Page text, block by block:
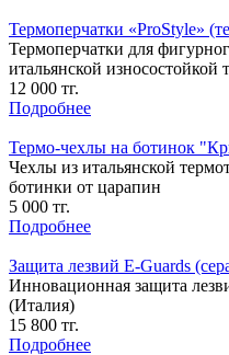
Термоперчатки «ProStyle»
Термоперчатки для
итальянской износостойкой
12 000 тг.
Подробнее
Термо-чехлы на ботинок
Чехлы из итальянской
ботинки от царапин
5 000 тг.
Подробнее
Защита лезвий E-Guards
Инновационная защита
(Италия)
15 800 тг.
Подробнее